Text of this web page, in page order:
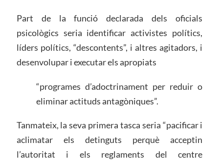
Part de la funció declarada dels oficials
psicològics seria identificar activistes polítics,
líders polítics, “descontents”, i altres agitadors, i
desenvolupar i executar els apropiats
“programes d’adoctrinament per reduir o
eliminar actituds antagòniques”.
Tanmateix, la seva primera tasca seria “pacificar i
aclimatar els detinguts perquè acceptin
l’autoritat i els reglaments del centre